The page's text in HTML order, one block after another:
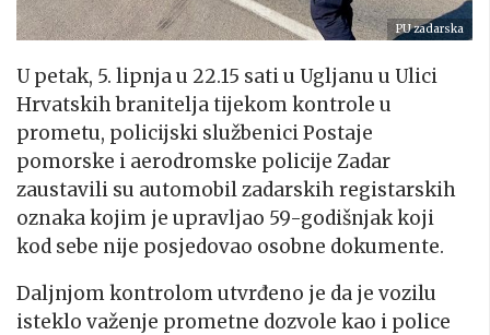
PU zadarska
U petak, 5. lipnja u 22.15 sati u Ugljanu u Ulici
Hrvatskih branitelja tijekom kontrole u
prometu, policijski službenici Postaje
pomorske i aerodromske policije Zadar
zaustavili su automobil zadarskih registarskih
oznaka kojim je upravljao 59-godišnjak koji
kod sebe nije posjedovao osobne dokumente.
Daljnjom kontrolom utvrđeno je da je vozilu
isteklo važenje prometne dozvole kao i police